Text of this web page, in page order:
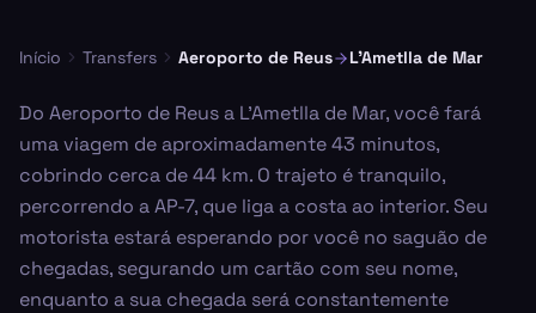
Início Transfers Aeroporto de Reus L'Ametlla de Mar
Do Aeroporto de Reus a L'Ametlla de Mar, você fará
uma viagem de aproximadamente 43 minutos,
cobrindo cerca de 44 km. O trajeto é tranquilo,
percorrendo a AP-7, que liga a costa ao interior. Seu
motorista estará esperando por você no saguão de
chegadas, segurando um cartão com seu nome,
enquanto a sua chegada será constantemente